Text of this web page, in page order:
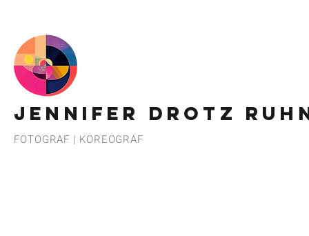
JENNIFER DROTZ
FOTOGRAF | KOREOGRAF